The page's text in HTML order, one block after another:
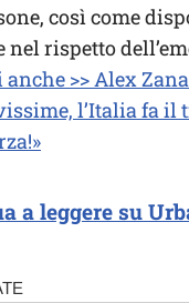
così come
rispetto
anche >> Alex
l’Italia fa il
a leggere su